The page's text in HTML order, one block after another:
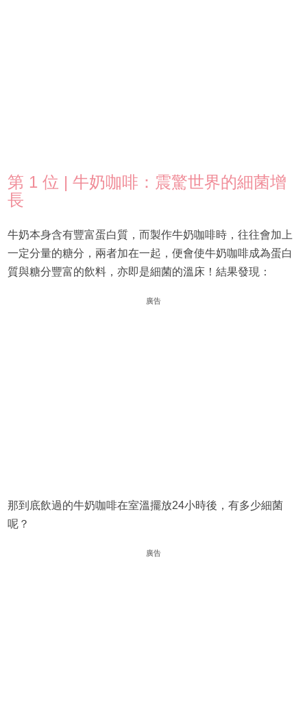
第 1 位 | 牛奶咖啡：震驚世界的細菌增
長
牛奶本身含有豐富蛋白質，而製作牛奶咖啡時，往往會加上
一定分量的糖分，兩者加在一起，便會使牛奶咖啡成為蛋白
質與糖分豐富的飲料，亦即是細菌的溫床！結果發現：
廣告
那到底飲過的牛奶咖啡在室溫擺放24小時後，有多少細菌
呢？
廣告